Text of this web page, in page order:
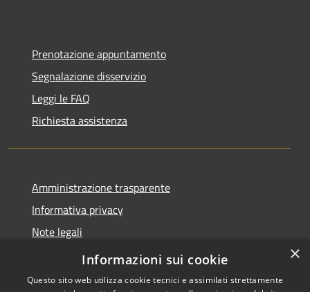
Prenotazione appuntamento
Segnalazione disservizio
Leggi le FAQ
Richiesta assistenza
Amministrazione trasparente
Informativa privacy
Note legali
Dichiarazione di accessibilità
×
Informazioni sui cookie
Questo sito web utilizza cookie tecnici e assimilati strettamente